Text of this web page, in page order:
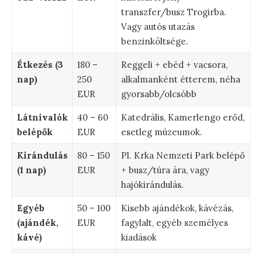
transzfer/busz Trogirba.
Vagy autós utazás
benzinköltsége.
Étkezés (3
nap)
180 –
250
EUR
Reggeli + ebéd + vacsora,
alkalmanként étterem, néha
gyorsabb/olcsóbb
Látnivalók
belépők
40 – 60
EUR
Katedrális, Kamerlengo erőd,
esetleg múzeumok.
Kirándulás
(1 nap)
80 – 150
EUR
Pl. Krka Nemzeti Park belépő
+ busz/túra ára, vagy
hajókirándulás.
Egyéb
(ajándék,
kávé)
50 – 100
EUR
Kisebb ajándékok, kávézás,
fagylalt, egyéb személyes
kiadások